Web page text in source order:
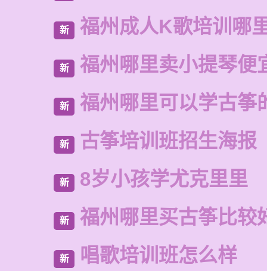
新 福州成人K歌培训哪
新 福州哪里卖小提琴便
新 福州哪里可以学古筝
新 古筝培训班招生海报
新 8岁小孩学尤克里里
新 福州哪里买古筝比较
新 唱歌培训班怎么样